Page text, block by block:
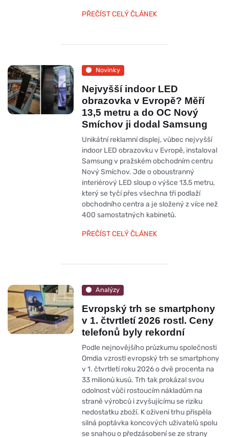
PŘEČÍST CELÝ ČLÁNEK
Novinky
Nejvyšší indoor LED
obrazovka v Evropě? Měří
13,5 metru a do OC Nový
Smíchov ji dodal Samsung
Unikátní reklamní displej, vůbec nejvyšší
indoor LED obrazovku v Evropě, instaloval
Samsung v pražském obchodním centru
Nový Smíchov. Jde o oboustranný
interiérový LED sloup o výšce 13,5 metru,
který se tyčí přes všechna tři podlaží
obchodního centra a je složený z více než
400 samostatných kabinetů.
PŘEČÍST CELÝ ČLÁNEK
Analýzy
Evropský trh se smartphony
v 1. čtvrtletí 2026 rostl. Ceny
telefonů byly rekordní
Podle nejnovějšího průzkumu společnosti
Omdia vzrostl evropský trh se smartphony
v 1. čtvrtletí roku 2026 o dvě procenta na
33 milionů kusů. Trh tak prokázal svou
odolnost vůči rostoucím nákladům na
straně výrobců i zvyšujícímu se riziku
nedostatku zboží. K oživení trhu přispěla
silná poptávka koncových uživatelů spolu
se snahou o předzásobení se ze strany